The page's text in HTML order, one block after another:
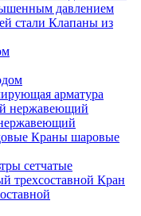
давлением
Клапаны из
арматура
Краны шаровые
сетчатые
Кран